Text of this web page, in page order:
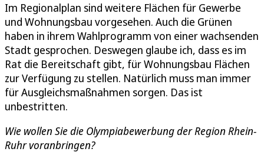
Im Regionalplan sind weitere Flächen für Gewerbe
und Wohnungsbau vorgesehen. Auch die Grünen
haben in ihrem Wahlprogramm von einer wachsenden
Stadt gesprochen. Deswegen glaube ich, dass es im
Rat die Bereitschaft gibt, für Wohnungsbau Flächen
zur Verfügung zu stellen. Natürlich muss man immer
für Ausgleichsmaßnahmen sorgen. Das ist
unbestritten.
Wie wollen Sie die Olympiabewerbung der Region Rhein-
Ruhr voranbringen?